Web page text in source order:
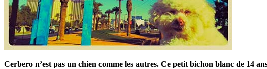
Cerbero n’est pas un chien comme les autres. Ce petit bichon blanc de 14